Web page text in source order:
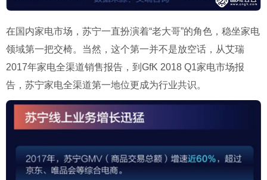
在国内家电市场，苏宁一直扮演着“老大哥”的角色，稳坐家电
领域第一把交椅。当然，这个第一并不是放空话，从艾瑞
2017年家电全渠道销售报告，到GfK 2018 Q1家电市场报
告，苏宁家电全渠道第一地位更成为行业共识。